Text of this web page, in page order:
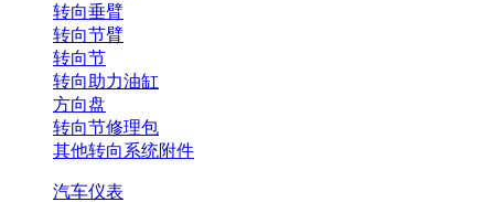
转向垂臂
转向节臂
转向节
转向助力油缸
方向盘
转向节修理包
其他转向系统附件
汽车仪表